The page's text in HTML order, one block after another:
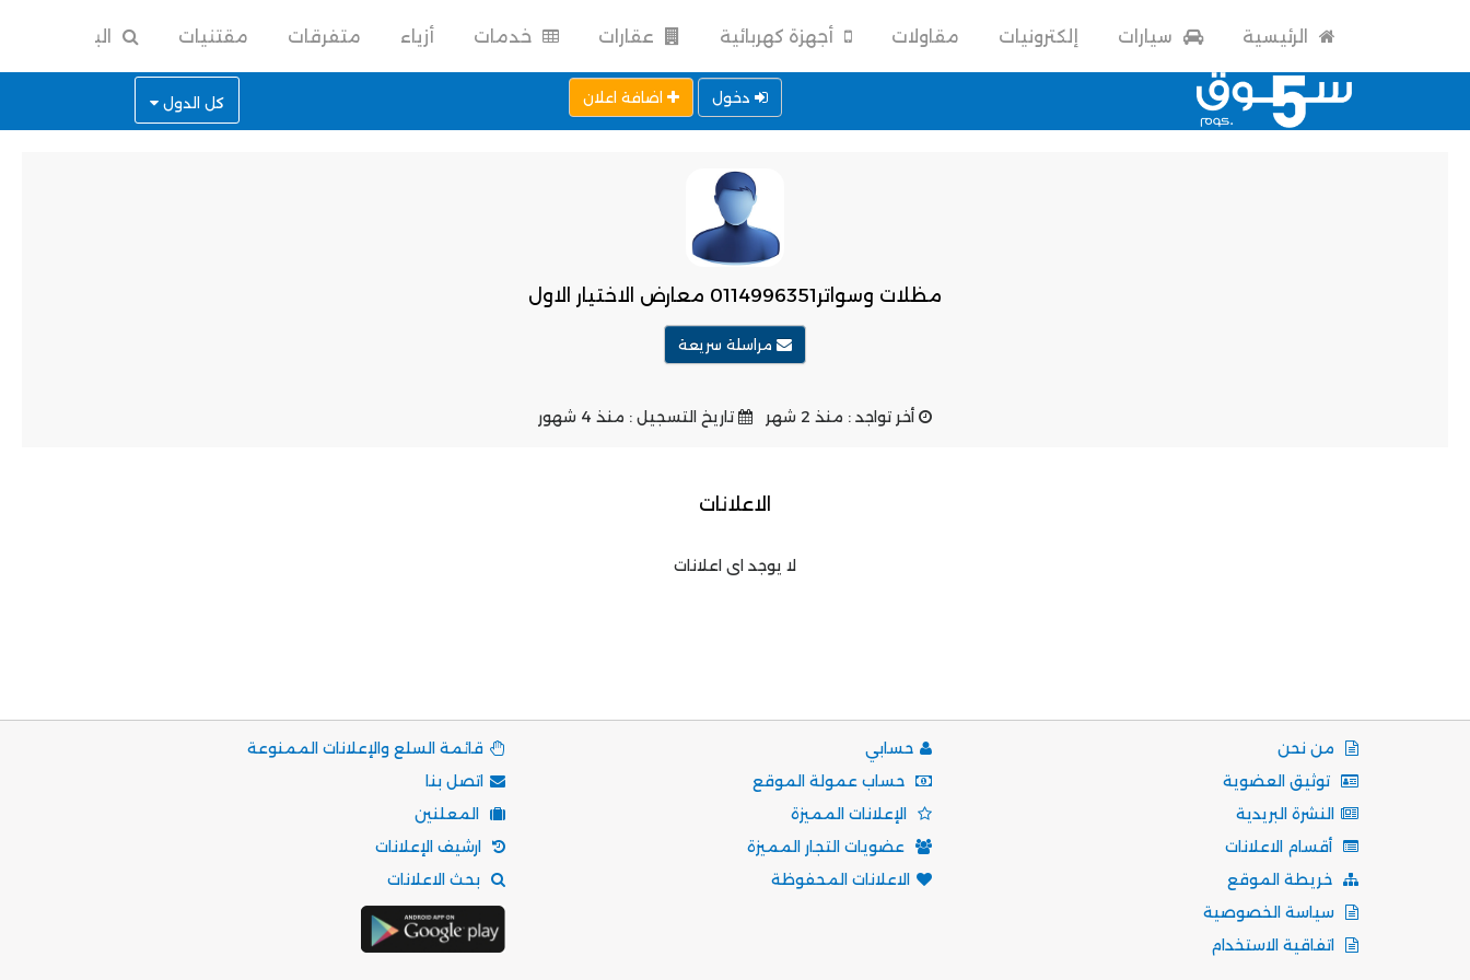
الرئيسية سيارات إلكترونيات مقاولات أجهزة كهربائية عقارات خدمات أزياء متفرقات مقتنيات البحث
دخول اضافة اعلان كل الدول
مظلات وسواتر0114996351 معارض الاختيار الاول
مراسلة سريعة
أخر تواجد : منذ 2 شهر تاريخ التسجيل : منذ 4 شهور
الاعلانات
لا يوجد اى اعلانات
من نحن
توثيق العضوية
النشرة البريدية
أقسام الاعلانات
خريطة الموقع
سياسة الخصوصية
اتفاقية الاستخدام
حسابي
حساب عمولة الموقع
الإعلانات المميزة
عضويات التجار المميزة
الاعلانات المحفوظة
قائمة السلع والإعلانات الممنوعة
اتصل بنا
المعلنين
ارشيف الإعلانات
بحث الاعلانات